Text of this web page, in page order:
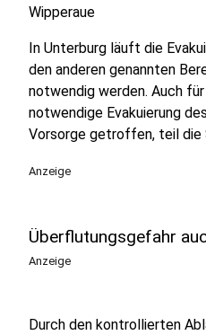
Wipperaue
In Unterburg läuft die
den anderen genannten
notwendig werden. Auch
notwendige Evakuierung
Vorsorge getroffen, teil die
Anzeige
Überflutungsgefahr
Anzeige
Durch den kontrollierten